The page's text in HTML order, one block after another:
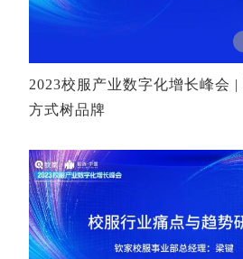
2023校服产业数字化增长峰会 |
方式树品牌